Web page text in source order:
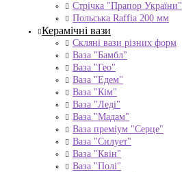
Стрічка "Прапор України"
Польська Raffia 200 мм
Керамічні вази
Скляні вази різних форм
Ваза "Бамбл"
Ваза "Гео"
Ваза "Едем"
Ваза "Кім"
Ваза "Леді"
Ваза "Мадам"
Ваза преміум "Серце"
Ваза "Силует"
Ваза "Квін"
Ваза "Полі"